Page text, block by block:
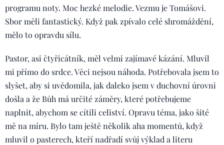
programu noty. Moc hezké melodie. Vezmu je Tomášovi.
Sbor měli fantastický. Když pak zpívalo celé shromáždění,
mělo to opravdu sílu.
Pastor, asi čtyřicátník, měl velmi zajímavé kázání. Mluvil
mi přímo do srdce. Věci nejsou náhoda. Potřebovala jsem to
slyšet, aby si uvědomila, jak daleko jsem v duchovní úrovni
došla a že Bůh má určité záměry, které potřebujeme
naplnit, abychom se cítili celiství. Opravu téma, jako šité
mě na míru. Bylo tam ještě několik aha momentů, když
mluvil o pasterech, kteří nadřadí svůj výklad a literu